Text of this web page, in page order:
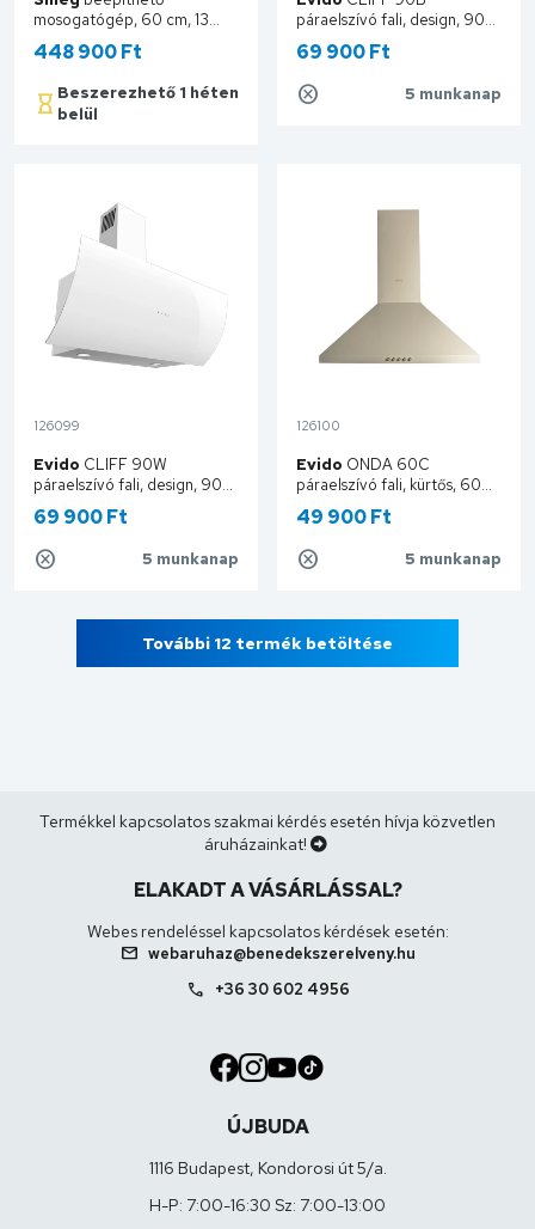
mosogatógép, 60 cm, 13
teríték, 10+1 funkció, 7
hőmérséklet STL323BL
448 900 Ft
Beszerezhető 1 héten
belül
páraelszívó fali, design, 90
cm, fekete üveg CHV9TB.1
69 900 Ft
5 munkanap
Kosárba
126099
Evido CLIFF 90W
páraelszívó fali, design, 90
cm, fehér üveg CHV9TW.1
69 900 Ft
5 munkanap
Kosárba
126100
Evido ONDA 60C
páraelszívó fali, kürtős, 60
cm, bézs/bronz CHO6BC.4
49 900 Ft
5 munkanap
Kosárba
További 12 termék betöltése
Termékkel kapcsolatos szakmai kérdés esetén hívja közvetlen
áruházainkat!
ELAKADT A VÁSÁRLÁSSAL?
Webes rendeléssel kapcsolatos kérdések esetén:
mail webaruhaz@benedekszerelveny.hu
call +36 30 602 4956
ÚJBUDA
1116 Budapest, Kondorosi út 5/a.
H-P: 7:00-16:30 Sz: 7:00-13:00